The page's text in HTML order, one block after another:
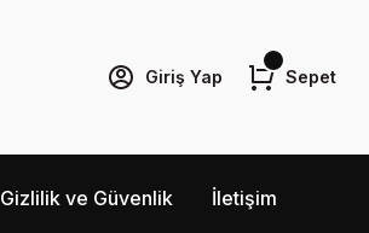
Giriş Yap Sepet
Gizlilik ve Güvenlik İletişim